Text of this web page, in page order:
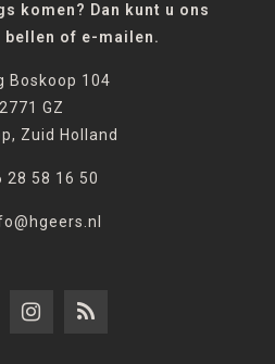
komen? Dan kunt u ons
bellen of e-mailen.
Boskoop 104
2771 GZ
Zuid Holland
28 58 16 50